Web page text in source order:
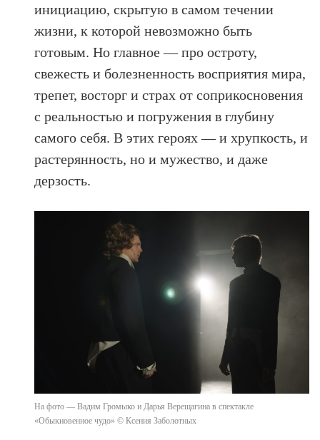
инициацию, скрытую в самом течении
жизни, к которой невозможно быть
готовым. Но главное — про остроту,
свежесть и болезненность восприятия мира,
трепет, восторг и страх от соприкосновения
с реальностью и погружения в глубину
самого себя. В этих героях — и хрупкость, и
растерянность, но и мужество, и даже
дерзость.
На фото — Вадим Громыко и Дарья Верещагина в спектакле
«Обыкновенное чудо» © Ксения Заболотных